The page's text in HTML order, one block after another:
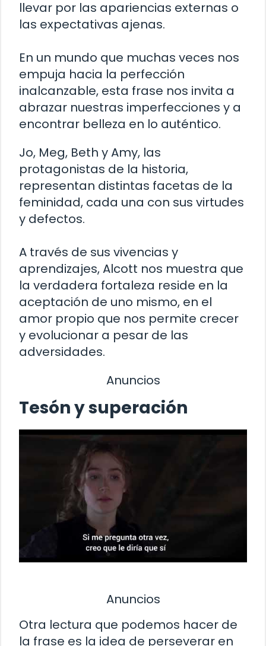
llevar por las apariencias externas o
las expectativas ajenas.
En un mundo que muchas veces nos
empuja hacia la perfección
inalcanzable, esta frase nos invita a
abrazar nuestras imperfecciones y a
encontrar belleza en lo auténtico.
Jo, Meg, Beth y Amy, las
protagonistas de la historia,
representan distintas facetas de la
feminidad, cada una con sus virtudes
y defectos.
A través de sus vivencias y
aprendizajes, Alcott nos muestra que
la verdadera fortaleza reside en la
aceptación de uno mismo, en el
amor propio que nos permite crecer
y evolucionar a pesar de las
adversidades.
Anuncios
Tesón y superación
Anuncios
Otra lectura que podemos hacer de
la frase es la idea de perseverar en